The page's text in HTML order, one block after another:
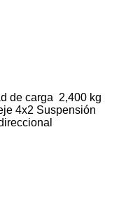
de carga 2,400 kg
4x2 Suspensión